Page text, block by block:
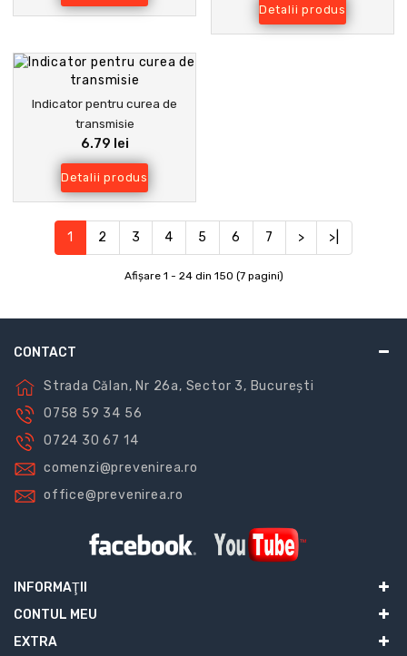
Detalii produs
Indicator pentru curea de
transmisie
6.79 lei
Detalii produs
1 2 3 4 5 6 7 > >|
Afişare 1 - 24 din 150 (7 pagini)
CONTACT
Strada Călan, Nr 26a, Sector 3, București
0758 59 34 56
0724 30 67 14
comenzi@prevenirea.ro
office@prevenirea.ro
INFORMAŢII
CONTUL MEU
EXTRA